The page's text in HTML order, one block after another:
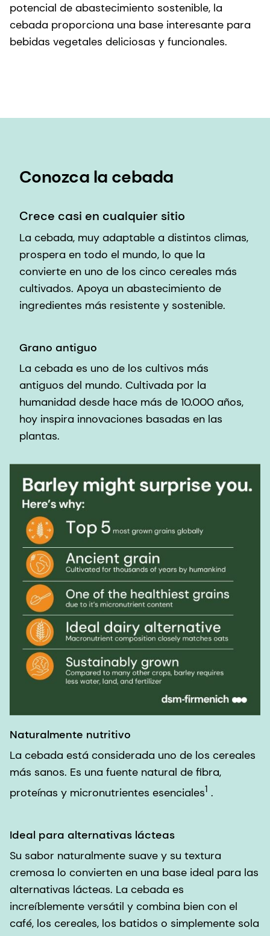
potencial de abastecimiento sostenible, la
cebada proporciona una base interesante para
bebidas vegetales deliciosas y funcionales.
Conozca la cebada
Crece casi en cualquier sitio
La cebada, muy adaptable a distintos climas,
prospera en todo el mundo, lo que la
convierte en uno de los cinco cereales más
cultivados. Apoya un abastecimiento de
ingredientes más resistente y sostenible.
Grano antiguo
La cebada es uno de los cultivos más
antiguos del mundo. Cultivada por la
humanidad desde hace más de 10.000 años,
hoy inspira innovaciones basadas en las
plantas.
Naturalmente nutritivo
La cebada está considerada uno de los cereales
más sanos. Es una fuente natural de fibra,
proteínas y micronutrientes esenciales1 .
Ideal para alternativas lácteas
Su sabor naturalmente suave y su textura
cremosa lo convierten en una base ideal para las
alternativas lácteas. La cebada es
increíblemente versátil y combina bien con el
café, los cereales, los batidos o simplemente sola